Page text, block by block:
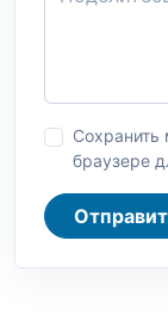
Сохранить
браузере